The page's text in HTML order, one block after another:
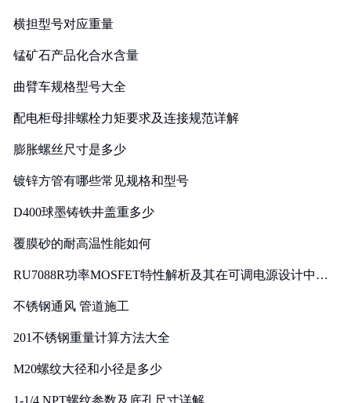
横担型号对应重量
锰矿石产品化合水含量
曲臂车规格型号大全
配电柜母排螺栓力矩要求及连接规范详解
膨胀螺丝尺寸是多少
镀锌方管有哪些常见规格和型号
D400球墨铸铁井盖重多少
覆膜砂的耐高温性能如何
RU7088R功率MOSFET特性解析及其在可调电源设计中的
不锈钢通风 管道施工
201不锈钢重量计算方法大全
M20螺纹大径和小径是多少
1-1/4 NPT螺纹参数及底孔尺寸详解